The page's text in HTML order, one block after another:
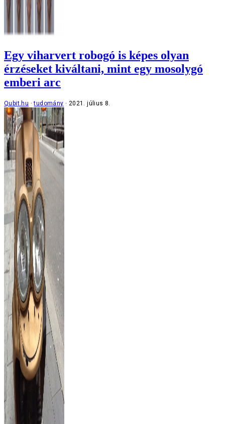
Egy viharvert robogó is képes olyan
érzéseket kiváltani, mint egy mosolygó
emberi arc
Qubit.hu tudomány 2021. július 8.